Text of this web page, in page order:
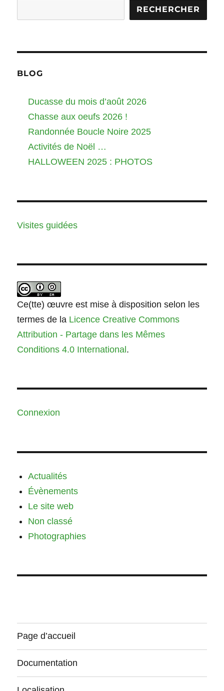
RECHERCHER
BLOG
Ducasse du mois d’août 2026
Chasse aux oeufs 2026 !
Randonnée Boucle Noire 2025
Activités de Noël …
HALLOWEEN 2025 : PHOTOS
Visites guidées
Ce(tte) œuvre est mise à disposition selon les
termes de la Licence Creative Commons
Attribution - Partage dans les Mêmes
Conditions 4.0 International.
Connexion
Actualités
Évènements
Le site web
Non classé
Photographies
Page d’accueil
Documentation